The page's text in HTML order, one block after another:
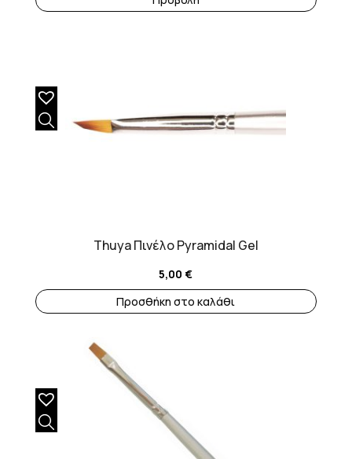
Thuya Πινέλο Pyramidal Gel
5,00€
Προσθήκη στο καλάθι